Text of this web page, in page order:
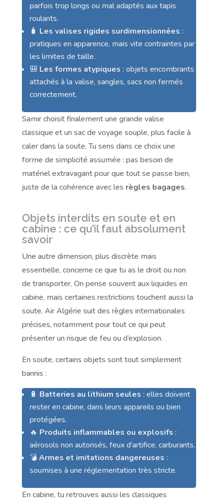
parfois trop longs ou mal adaptés aux tapis
roulants.
🧳 Les valises rigides surdimensionnées :
pratiques en apparence, mais vite contraintes par
les limites de taille.
🎒 Les formes atypiques : objets encombrants
attachés à la valise, sangles, sacs non fermés
correctement.
Samir choisit finalement une grande valise
classique et un sac de voyage souple, plus facile à
caler dans la soute. Tu sens dans ce choix une
forme de simplicité assumée : pas besoin de
matériel extravagant pour que tout se passe bien,
juste de la cohérence avec les règles bagages.
Objets interdits en soute et en
cabine : ce qu’il faut absolument
savoir
Une autre dimension, plus discrète mais
essentielle, concerne ce que tu as le droit ou non
de transporter. On pense souvent aux liquides en
cabine, mais certaines restrictions touchent aussi la
soute. Air Algérie suit des règles internationales
précises, notamment pour tout ce qui peut
présenter un risque de feu ou d’explosion.
En soute, certains objets sont tout simplement
bannis :
🔋 Batteries au lithium seules : elles doivent
rester en cabine, dans leurs appareils ou bien
protégées.
🔥 Produits inflammables ou explosifs :
aérosols non autorisés, feux d’artifice, carburants.
💣Armes et imitations dangereuses :
soumises à une réglementation très stricte.
En cabine, tu retrouves aussi les classiques